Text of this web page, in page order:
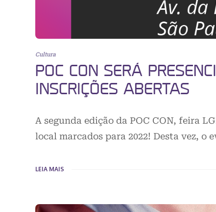
Cultura
POC CON SERÁ
INSCRIÇÕES ABERTAS
A segunda edição da POC CON, feira
local marcados para 2022! Desta vez, o
LEIA MAIS